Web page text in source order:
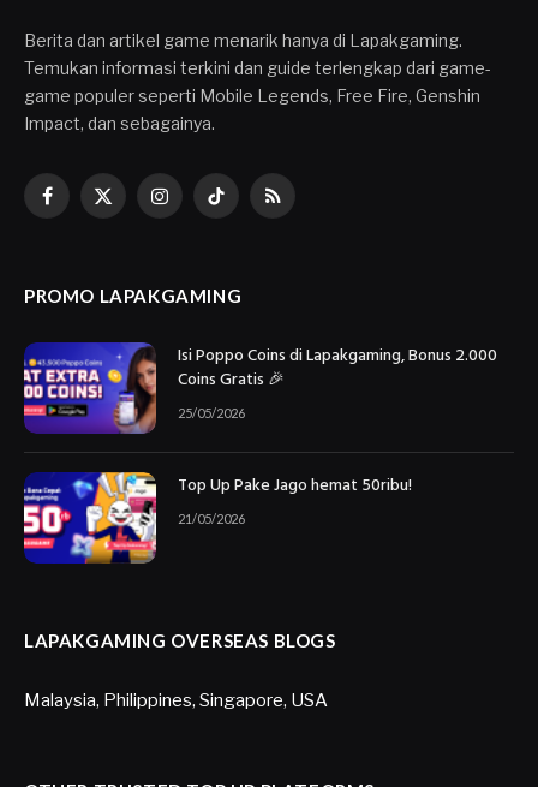
Berita dan artikel game menarik hanya di Lapakgaming.
Temukan informasi terkini dan guide terlengkap dari game-
game populer seperti Mobile Legends, Free Fire, Genshin
Impact, dan sebagainya.
Facebook
X
InstagramTikTokRSS
PROMO LAPAKGAMING
Isi Poppo Coins di Lapakgaming, Bonus 2.000
Coins Gratis 🎉
25/05/2026
Top Up Pake Jago hemat 50ribu!
21/05/2026
LAPAKGAMING OVERSEAS BLOGS
Malaysia, Philippines, Singapore, USA